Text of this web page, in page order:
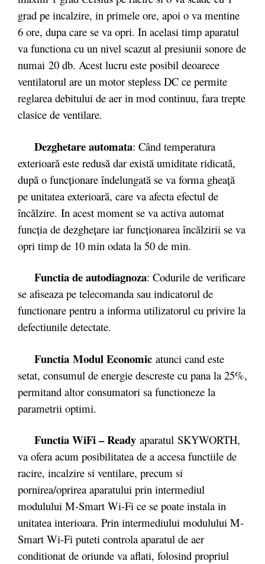
grad pe incalzire, in primele ore, apoi o va mentine
6 ore, dupa care se va opri. In acelasi timp aparatul
va functiona cu un nivel scazut al presiunii sonore de
numai 20 db. Acest lucru este posibil deoarece
ventilatorul are un motor stepless DC ce permite
reglarea debitului de aer in mod continuu, fara trepte
clasice de ventilare.
Dezghetare automata: Când temperatura
exterioară este redusă dar există umiditate ridicată,
după o funcţionare îndelungată se va forma gheaţă
pe unitatea exterioară, care va afecta efectul de
încălzire. In acest moment se va activa automat
funcţia de dezgheţare iar funcţionarea încălzirii se va
opri timp de 10 min odata la 50 de min.
Functia de autodiagnoza: Codurile de verificare
se afiseaza pe telecomanda sau indicatorul de
functionare pentru a informa utilizatorul cu privire la
defectiunile detectate.
Functia Modul Economic atunci cand este
setat, consumul de energie descreste cu pana la 25%,
permitand altor consumatori sa functioneze la
parametrii optimi.
Functia WiFi – Ready aparatul SKYWORTH,
va ofera acum posibilitatea de a accesa functiile de
racire, incalzire si ventilare, precum si
pornirea/oprirea aparatului prin intermediul
modulului M-Smart Wi-Fi ce se poate instala in
unitatea interioara. Prin intermediului modulului M-
Smart Wi-Fi puteti controla aparatul de aer
conditionat de oriunde va aflati, folosind propriul